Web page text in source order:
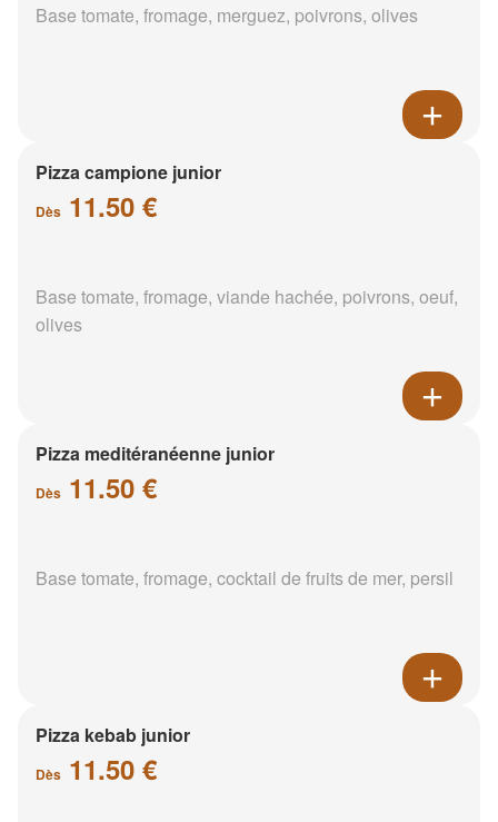
Base tomate, fromage, merguez, poivrons, olives
Pizza campione junior
Dès 11.50 €
Base tomate, fromage, viande hachée, poivrons, oeuf,
olives
Pizza meditéranéenne junior
Dès 11.50 €
Base tomate, fromage, cocktail de fruits de mer, persil
Pizza kebab junior
Dès 11.50 €